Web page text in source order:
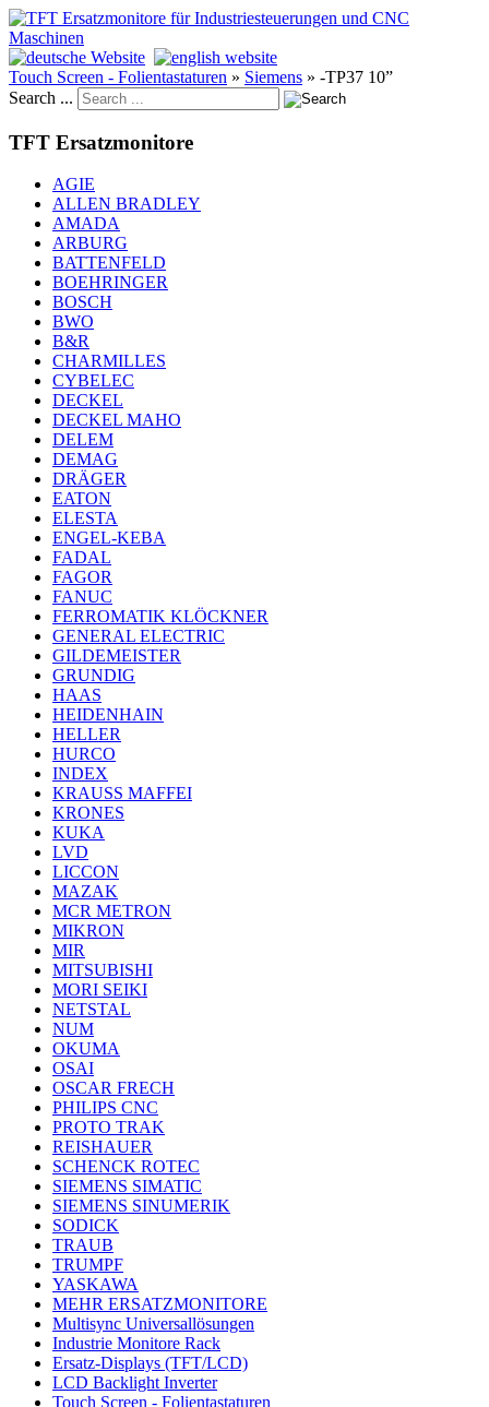
Touch Screen - Folientastaturen » Siemens » -TP37 10”
Search ...
TFT Ersatzmonitore
AGIE
ALLEN BRADLEY
AMADA
ARBURG
BATTENFELD
BOEHRINGER
BOSCH
BWO
B&R
CHARMILLES
CYBELEC
DECKEL
DECKEL MAHO
DELEM
DEMAG
DRÄGER
EATON
ELESTA
ENGEL-KEBA
FADAL
FAGOR
FANUC
FERROMATIK KLÖCKNER
GENERAL ELECTRIC
GILDEMEISTER
GRUNDIG
HAAS
HEIDENHAIN
HELLER
HURCO
INDEX
KRAUSS MAFFEI
KRONES
KUKA
LVD
LICCON
MAZAK
MCR METRON
MIKRON
MIR
MITSUBISHI
MORI SEIKI
NETSTAL
NUM
OKUMA
OSAI
OSCAR FRECH
PHILIPS CNC
PROTO TRAK
REISHAUER
SCHENCK ROTEC
SIEMENS SIMATIC
SIEMENS SINUMERIK
SODICK
TRAUB
TRUMPF
YASKAWA
MEHR ERSATZMONITORE
Multisync Universallösungen
Industrie Monitore Rack
Ersatz-Displays (TFT/LCD)
LCD Backlight Inverter
Touch Screen - Folientastaturen